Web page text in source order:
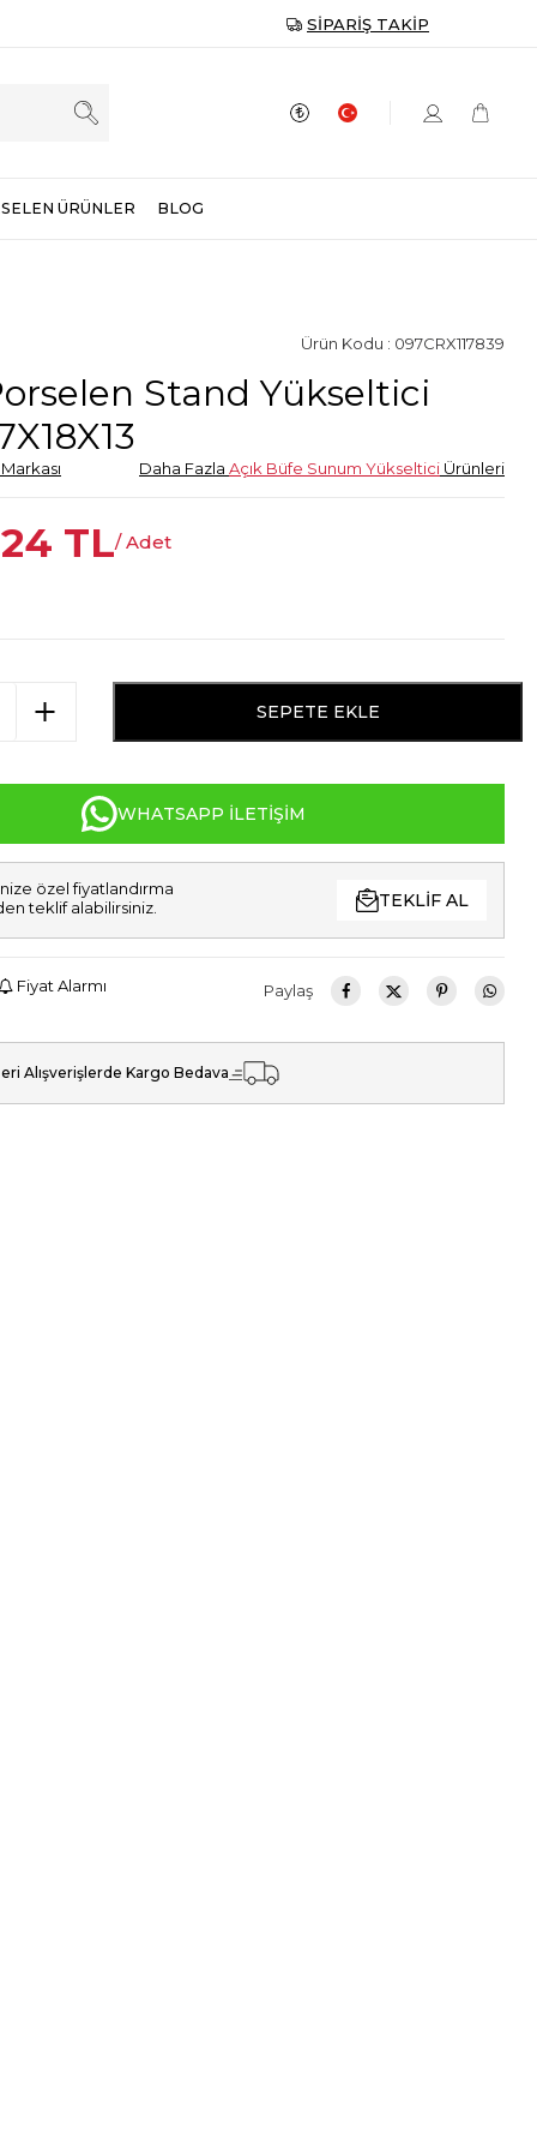
SIPARIŞ TAKIP
ÜRÜNLER BLOG
Ürün Kodu : 097CRX117839
Stand Yükseltici
Daha Fazla Açık Büfe Sunum Yükseltici Ürünleri
TL/ Adet
SEPETE EKLE
WHATSAPP İLETIŞIM
özel fiyatlandırma
teklif alabilirsiniz.
TEKLIF AL
Fiyat Alarmı Paylaş
Alışverişlerde Kargo Bedava